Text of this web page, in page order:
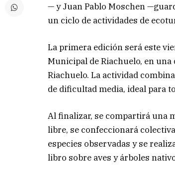
— y Juan Pablo Moschen
un ciclo de actividades de
La primera edición será este
Municipal de Riachuelo, en
Riachuelo. La actividad
de dificultad media, ideal para
Al finalizar, se compartirá una
libre, se confeccionará
especies observadas y se
libro sobre aves y árboles